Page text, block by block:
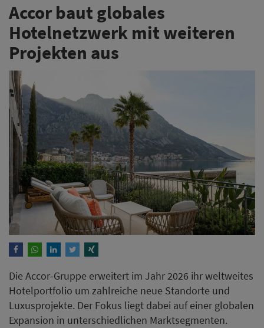
Accor baut globales
Hotelnetzwerk mit weiteren
Projekten aus
Die Accor-Gruppe erweitert im Jahr 2026 ihr weltweites
Hotelportfolio um zahlreiche neue Standorte und
Luxusprojekte. Der Fokus liegt dabei auf einer globalen
Expansion in unterschiedlichen Marktsegmenten.